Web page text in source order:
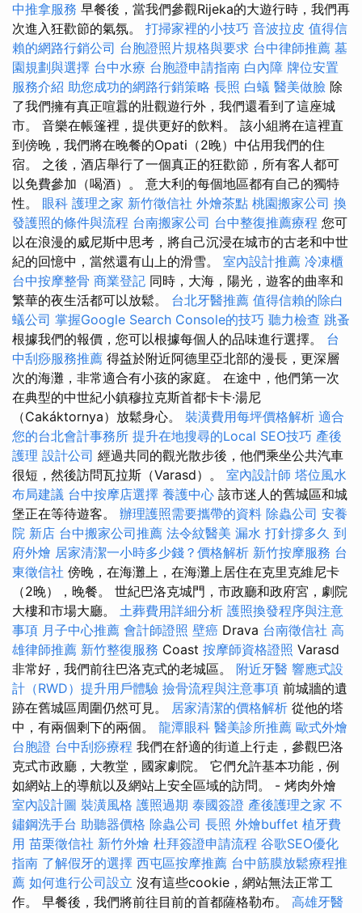
中推拿服務 早餐後，當我們參觀Rijeka的大遊行時，我們再
次進入狂歡節的氣氛。 打掃家裡的小技巧 音波拉皮 值得信
賴的網路行銷公司 台胞證照片規格與要求 台中律師推薦 墓
園規劃與選擇 台中水療 台胞證申請指南 白內障 牌位安置
服務介紹 助您成功的網路行銷策略 長照 白蟻 醫美做臉 除
了我們擁有真正喧囂的壯觀遊行外，我們還看到了這座城
市。 音樂在帳篷裡，提供更好的飲料。 該小組將在這裡直
到傍晚，我們將在晚餐的Opati（2晚）中佔用我們的住
宿。 之後，酒店舉行了一個真正的狂歡節，所有客人都可
以免費參加（喝酒）。 意大利的每個地區都有自己的獨特
性。 眼科 護理之家 新竹徵信社 外燴茶點 桃園搬家公司 換
發護照的條件與流程 台南搬家公司 台中整復推薦療程 您可
以在浪漫的威尼斯中思考，將自己沉浸在城市的古老和中世
紀的回憶中，當然還有山上的滑雪。 室內設計推薦 冷凍櫃
台中按摩整骨 商業登記 同時，大海，陽光，遊客的曲率和
繁華的夜生活都可以放鬆。 台北牙醫推薦 值得信賴的除白
蟻公司 掌握Google Search Console的技巧 聽力檢查 跳蚤
根據我們的報價，您可以根據每個人的品味進行選擇。 台
中刮痧服務推薦 得益於附近阿德里亞北部的漫長，更深層
次的海灘，非常適合有小孩的家庭。 在途中，他們第一次
在典型的中世紀小鎮穆拉克斯首都卡卡·湯尼
（Cakáktornya）放鬆身心。 裝潢費用每坪價格解析 適合
您的台北會計事務所 提升在地搜尋的Local SEO技巧 產後
護理 設計公司 經過共同的觀光散步後，他們乘坐公共汽車
很短，然後訪問瓦拉斯（Varasd）。 室內設計師 塔位風水
布局建議 台中按摩店選擇 養護中心 該市迷人的舊城區和城
堡正在等待遊客。 辦理護照需要攜帶的資料 除蟲公司 安養
院 新店 台中搬家公司推薦 法令紋醫美 漏水 打針撐多久 到
府外燴 居家清潔一小時多少錢？價格解析 新竹按摩服務 台
東徵信社 傍晚，在海灘上，在海灘上居住在克里克維尼卡
（2晚），晚餐。 世紀巴洛克城門，市政廳和政府宮，劇院
大樓和市場大廳。 土葬費用詳細分析 護照換發程序與注意
事項 月子中心推薦 會計師證照 壁癌 Drava 台南徵信社 高
雄律師推薦 新竹整復服務 Coast 按摩師資格證照 Varasd
非常好，我們前往巴洛克式的老城區。 附近牙醫 響應式設
計（RWD）提升用戶體驗 撿骨流程與注意事項 前城牆的遺
跡在舊城區周圍仍然可見。 居家清潔的價格解析 從他的塔
中，有兩個剩下的兩個。 龍潭眼科 醫美診所推薦 歐式外燴
台胞證 台中刮痧療程 我們在舒適的街道上行走，參觀巴洛
克式市政廳，大教堂，國家劇院。 它們允許基本功能，例
如網站上的導航以及網站上安全區域的訪問。 - 烤肉外燴
室內設計圖 裝潢風格 護照過期 泰國簽證 產後護理之家 不
鏽鋼洗手台 助聽器價格 除蟲公司 長照 外燴buffet 植牙費
用 苗栗徵信社 新竹外燴 杜拜簽證申請流程 谷歌SEO優化
指南 了解假牙的選擇 西屯區按摩推薦 台中筋膜放鬆療程推
薦 如何進行公司設立 沒有這些cookie，網站無法正常工
作。 早餐後，我們將前往目前的首都薩格勒布。 高雄牙醫